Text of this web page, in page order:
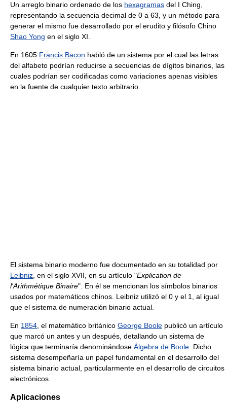
Un arreglo binario ordenado de los hexagramas del I Ching,
representando la secuencia decimal de 0 a 63, y un método para
generar el mismo fue desarrollado por el erudito y filósofo Chino
Shao Yong en el siglo XI.
En 1605 Francis Bacon habló de un sistema por el cual las letras
del alfabeto podrían reducirse a secuencias de dígitos binarios, las
cuales podrían ser codificadas como variaciones apenas visibles
en la fuente de cualquier texto arbitrario.
El sistema binario moderno fue documentado en su totalidad por
Leibniz, en el siglo XVII, en su artículo "Explication de
l'Arithmétique Binaire". En él se mencionan los símbolos binarios
usados por matemáticos chinos. Leibniz utilizó el 0 y el 1, al igual
que el sistema de numeración binario actual.
En 1854, el matemático británico George Boole publicó un artículo
que marcó un antes y un después, detallando un sistema de
lógica que terminaría denominándose Álgebra de Boole. Dicho
sistema desempeñaría un papel fundamental en el desarrollo del
sistema binario actual, particularmente en el desarrollo de circuitos
electrónicos.
Aplicaciones